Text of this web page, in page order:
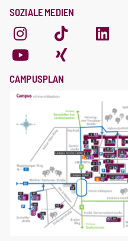
SOZIALE MEDIEN
CAMPUSPLAN